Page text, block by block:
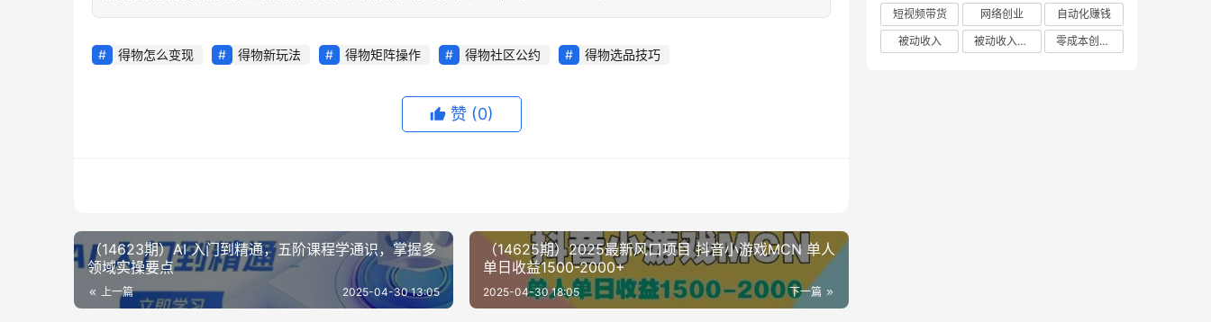
得物怎么变现 得物新玩法 得物矩阵操作 得物社区公约 得物选品技巧
赞 (0)
（14623期）AI 入门到精通，五阶课程学通识，掌握多
领域实操要点
上一篇 2025-04-30 13:05
（14625期）2025最新风口项目 抖音小游戏MCN 单人
单日收益1500-2000+
下一篇
2025-04-30 18:05
短视频带货
网络创业
自动化赚钱
被动收入
被动收入项目 零成本创业项目